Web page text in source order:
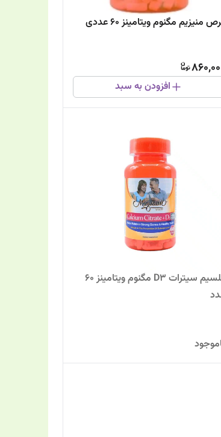
منیزیم مگنوم ویتامینز 60 عددی
افزودن به سبد
کلسیم سیترات D3 مگنوم ویتامینز 60